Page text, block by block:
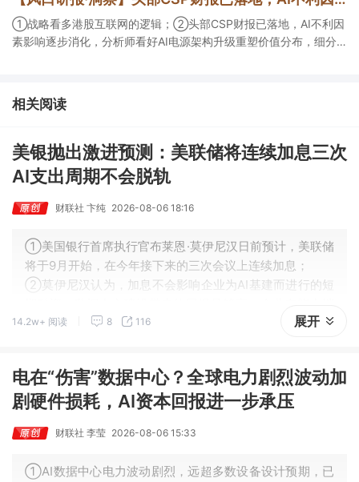
①战略看多港股互联网的逻辑；②头部CSP财报已落地，AI不利因
素影响逐步消化，分析师看好AI电源架构升级重塑价值分布，细分
智能获新财富分析师深度覆盖；④在个股机构关注度排行中，华峰
化学首次上榜，前五名依次为东鹏饮料>药明康德>百润股份>华峰
相关阅读
美银抛出激进预测：美联储将连续加息三次
AI支出周期不会脱轨
财联社 卞纯 2026-08-06 18:16
①美国银行首席执行官布莱恩·莫伊尼汉日前预计，美联储
将于9月开始，在今年接下来的三次会议上连续加息；
②莫伊尼汉认为，加息不会影响企业为AI基建而进行的短
化更高的融资成本。
14.2w+ 阅读 8 116 展开
电在“伤害”数据中心？全球电力剧烈波动加
剧硬件损耗，AI资本回报进一步承压
财联社 李莹 2026-08-06 15:33
①AI数据中心电力波动剧烈，远超多数设备设计预期，已